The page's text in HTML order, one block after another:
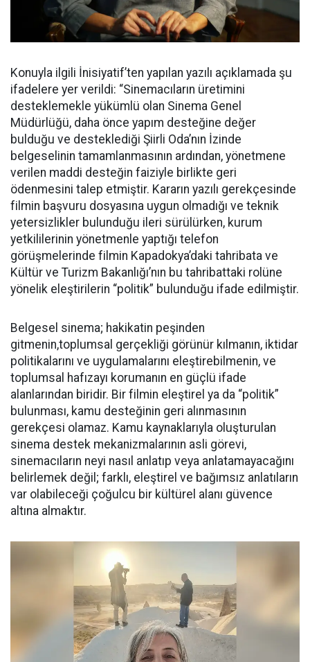
Konuyla ilgili İnisiyatif’ten yapılan yazılı açıklamada şu
ifadelere yer verildi: “Sinemacıların üretimini
desteklemekle yükümlü olan Sinema Genel
Müdürlüğü, daha önce yapım desteğine değer
bulduğu ve desteklediği Şiirli Oda’nın İzinde
belgeselinin tamamlanmasının ardından, yönetmene
verilen maddi desteğin faiziyle birlikte geri
ödenmesini talep etmiştir. Kararın yazılı gerekçesinde
filmin başvuru dosyasına uygun olmadığı ve teknik
yetersizlikler bulunduğu ileri sürülürken, kurum
yetkililerinin yönetmenle yaptığı telefon
görüşmelerinde filmin Kapadokya’daki tahribata ve
Kültür ve Turizm Bakanlığı’nın bu tahribattaki rolüne
yönelik eleştirilerin “politik” bulunduğu ifade edilmiştir.
Belgesel sinema; hakikatin peşinden
gitmenin,toplumsal gerçekliği görünür kılmanın, iktidar
politikalarını ve uygulamalarını eleştirebilmenin, ve
toplumsal hafızayı korumanın en güçlü ifade
alanlarından biridir. Bir filmin eleştirel ya da “politik”
bulunması, kamu desteğinin geri alınmasının
gerekçesi olamaz. Kamu kaynaklarıyla oluşturulan
sinema destek mekanizmalarının asli görevi,
sinemacıların neyi nasıl anlatıp veya anlatamayacağını
belirlemek değil; farklı, eleştirel ve bağımsız anlatıların
var olabileceği çoğulcu bir kültürel alanı güvence
altına almaktır.